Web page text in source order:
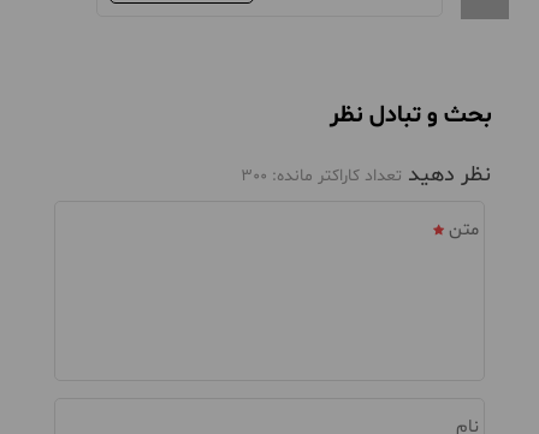
بحث و تبادل نظر
نظر دهید تعداد کاراکتر مانده: 300
متن
نام